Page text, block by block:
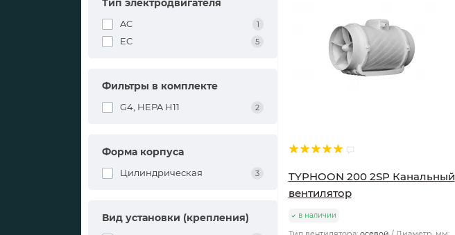
Тип электродвигателя
AC 1
EC 5
Фильтры в комплекте
G4, HEPA H11 2
Форма корпуса
Цилиндрическая 3
Вид установки (крепления)
TYPHOON 200 2SP Канальный
вентилятор
в наличии